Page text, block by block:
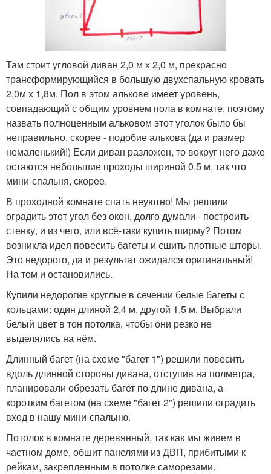
Там стоит угловой диван 2,0 м х 2,0 м, прекрасно
трансформирующийся в большую двухспальную кровать
2,0м х 1,8м. Пол в этом алькове имеет уровень,
совпадающий с общим уровнем пола в комнате, поэтому
назвать полноценным альковом этот уголок было бы
неправильно, скорее - подобие алькова (да и размер
немаленький!) Если диван разложен, то вокруг него даже
остаются небольшие проходы шириной 0,5 м, так что
мини-спальня, скорее.
В проходной комнате спать неуютно! Мы решили
оградить этот угол без окон, долго думали - построить
стенку, и из чего, или всё-таки купить ширму? Потом
возникла идея повесить багеты и сшить плотные шторы.
Это недорого, да и результат ожидался оригинальный!
На том и остановились.
Купили недорогие круглые в сечении белые багеты с
кольцами: один длиной 2,4 м, другой 1,5 м. Выбрали
белый цвет в тон потолка, чтобы они резко не
выделялись на нём.
Длинный багет (на схеме "багет 1") решили повесить
вдоль длинной стороны дивана, отступив на полметра,
планировали обрезать багет по длине дивана, а
коротким багетом (на схеме "багет 2") решили оградить
вход в нашу мини-спальню.
Потолок в комнате деревянный, так как мы живем в
частном доме, обшит панелями из ДВП, прибитыми к
рейкам, закрепленным в потолке саморезами.